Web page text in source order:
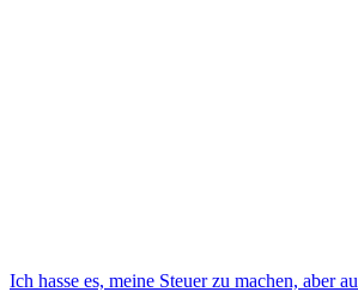
Ich hasse es, meine Steuer zu machen, aber